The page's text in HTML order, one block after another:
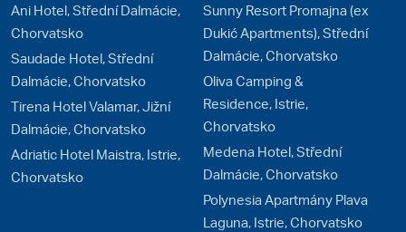
Ani Hotel, Střední Dalmácie,
Chorvatsko
Saudade Hotel, Střední
Dalmácie, Chorvatsko
Tirena Hotel Valamar, Jižní
Dalmácie, Chorvatsko
Adriatic Hotel Maistra, Istrie,
Chorvatsko
Sunny Resort Promajna (ex
Dukić Apartments), Střední
Dalmácie, Chorvatsko
Oliva Camping &
Residence, Istrie,
Chorvatsko
Medena Hotel, Střední
Dalmácie, Chorvatsko
Polynesia Apartmány Plava
Laguna, Istrie, Chorvatsko